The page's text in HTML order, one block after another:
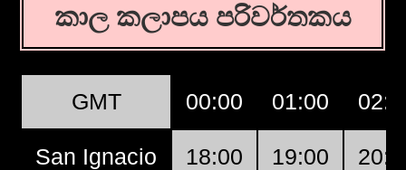
කාල කලාපය පරිවර්තකය
GMT 00:00 01:00
San Ignacio 18:00 19:00